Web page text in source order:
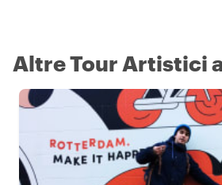
Altre Tour Artistici